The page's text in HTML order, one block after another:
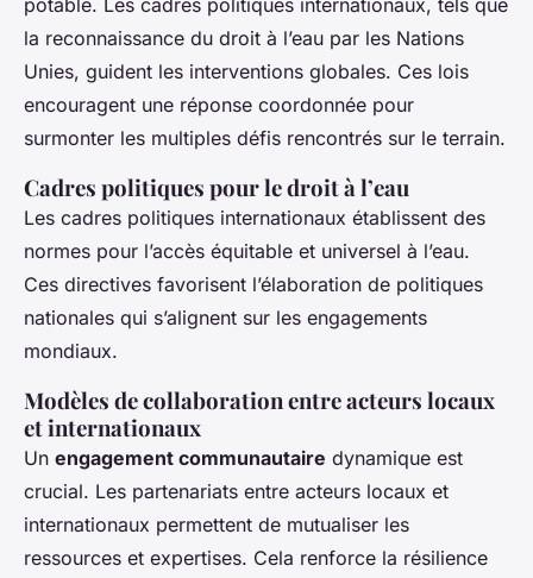
potable. Les cadres politiques internationaux, tels que
la reconnaissance du droit à l’eau par les Nations
Unies, guident les interventions globales. Ces lois
encouragent une réponse coordonnée pour
surmonter les multiples défis rencontrés sur le terrain.
Cadres politiques pour le droit à l’eau
Les cadres politiques internationaux établissent des
normes pour l’accès équitable et universel à l’eau.
Ces directives favorisent l’élaboration de politiques
nationales qui s’alignent sur les engagements
mondiaux.
Modèles de collaboration entre acteurs locaux
et internationaux
Un engagement communautaire dynamique est
crucial. Les partenariats entre acteurs locaux et
internationaux permettent de mutualiser les
ressources et expertises. Cela renforce la résilience